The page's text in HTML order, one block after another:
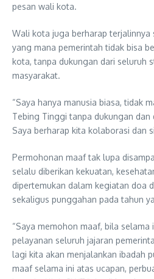
pesan wali kota.
Wali kota juga berharap terjalinnya
yang mana pemerintah tidak bisa
kota, tanpa dukungan dari seluruh
masyarakat.
“Saya hanya manusia biasa, tidak
Tebing Tinggi tanpa dukungan dan
Saya berharap kita kolaborasi dan
Permohonan maaf tak lupa
selalu diberikan kekuatan,
dipertemukan dalam kegiatan doa
sekaligus punggahan pada tahun
“Saya memohon maaf, bila selama
pelayanan seluruh jajaran
lagi kita akan menjalankan ibadah
maaf selama ini atas ucapan,